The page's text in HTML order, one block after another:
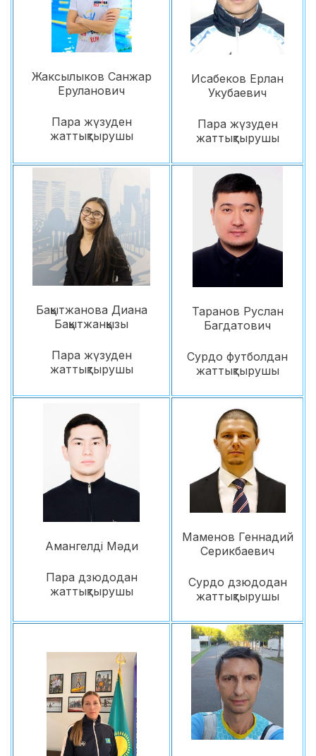
Жаксылыков Санжар
Еруланович
Пара жүзуден
жаттықтырушы
Исабеков Ерлан
Укубаевич
Пара жүзуден
жаттықтырушы
Бақытжанова Диана
Бақытжанқызы
Пара жүзуден
жаттықтырушы
Таранов Руслан
Багдатович
Сурдо футболдан
жаттықтырушы
Амангелді Мәди
Пара дзюдодан
жаттықтырушы
Маменов Геннадий
Серикбаевич
Сурдо дзюдодан
жаттықтырушы